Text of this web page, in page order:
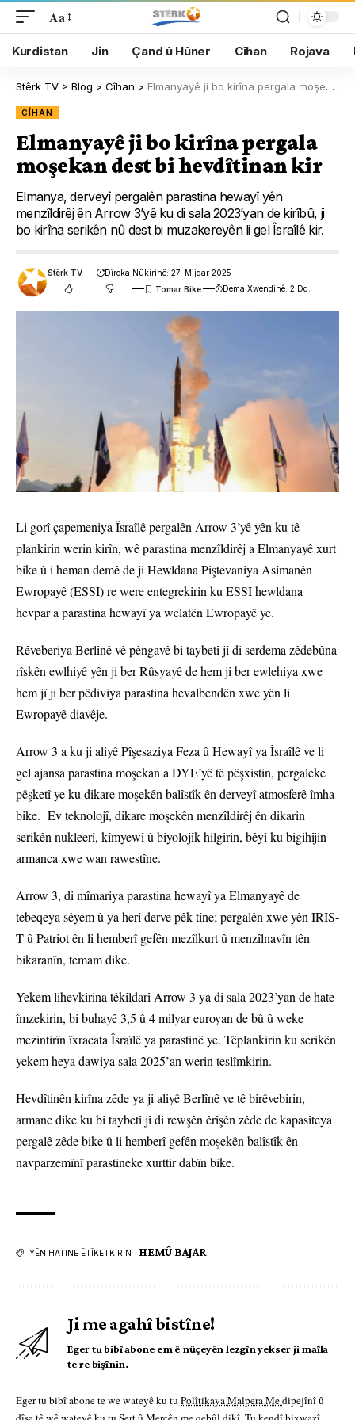
Aa
Kurdistan Jin Çand û Hûner Cîhan Rojava
Stêrk TV > Blog > Cîhan > Elmanyayê ji bo kirîna pergala moşekan dest bi hevdîtinan kir
CÎHAN
Elmanyayê ji bo kirîna pergala
moşekan dest bi hevdîtinan kir
Elmanya, derveyî pergalên parastina hewayî yên
menzîldirêj ên Arrow 3’yê ku di sala 2023’yan de kirîbû, ji
bo kirîna serikên nû dest bi muzakereyên li gel Îsraîlê kir.
Stêrk TV
Dîroka Nûkirinê: 27. Mijdar 2025
Dema Xwendinê: 2 Dq.
Li gorî çapemeniya Îsraîlê pergalên Arrow 3’yê yên ku tê
plankirin werin kirîn, wê parastina menzîldirêj a Elmanyayê xurt
bike û i heman demê de ji Hewldana Piştevaniya Asîmanên
Ewropayê (ESSI) re were entegrekirin ku ESSI hewldana
hevpar a parastina hewayî ya welatên Ewropayê ye.
Rêveberiya Berlînê vê pêngavê bi taybetî jî di serdema zêdebûna
rîskên ewlhiyê yên ji ber Rûsyayê de hem ji ber ewlehiya xwe
hem jî ji ber pêdiviya parastina hevalbendên xwe yên li
Ewropayê diavêje.
Arrow 3 a ku ji aliyê Pîşesaziya Feza û Hewayî ya Îsraîlê ve li
gel ajansa parastina moşekan a DYE’yê tê pêşxistin, pergaleke
pêşketî ye ku dikare moşekên balîstîk ên derveyî atmosferê îmha
bike. Ev teknolojî, dikare moşekên menzîldirêj ên dikarin
serikên nukleerî, kîmyewî û biyolojîk hilgirin, bêyî ku bigihîjin
armanca xwe wan rawestîne.
Arrow 3, di mîmariya parastina hewayî ya Elmanyayê de
tebeqeya sêyem û ya herî derve pêk tîne; pergalên xwe yên IRIS-
T û Patriot ên li hemberî gefên mezîlkurt û menzîlnavîn tên
bikaranîn, temam dike.
Yekem lihevkirina têkildarî Arrow 3 ya di sala 2023’yan de hate
îmzekirin, bi buhayê 3,5 û 4 milyar euroyan de bû û weke
mezintirîn îxracata Îsraîlê ya parastinê ye. Têplankirin ku serikên
yekem heya dawiya sala 2025’an werin teslîmkirin.
Hevdîtinên kirîna zêde ya ji aliyê Berlînê ve tê birêvebirin,
armanc dike ku bi taybetî jî di rewşên êrîşên zêde de kapasîteya
pergalê zêde bike û li hemberî gefên moşekên balîstîk ên
navparzemînî parastineke xurttir dabîn bike.
YÊN HATINE ÊTÎKETKIRIN HEMÛ BAJAR
Ji me agahî bistîne!
Eger tu bibî abone em ê nûçeyên lezgîn yekser ji maîla
te re bişînin.
Eger tu bibî abone te we wateyê ku tu Polîtikaya Malpera Medipejînî û